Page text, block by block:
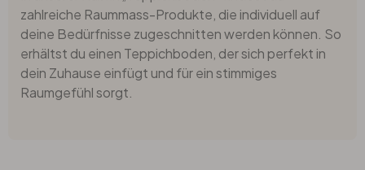
zahlreiche Raummass-Produkte, die individuell auf
deine Bedürfnisse zugeschnitten werden können. So
erhältst du einen Teppichboden, der sich perfekt in
dein Zuhause einfügt und für ein stimmiges
Raumgefühl sorgt.